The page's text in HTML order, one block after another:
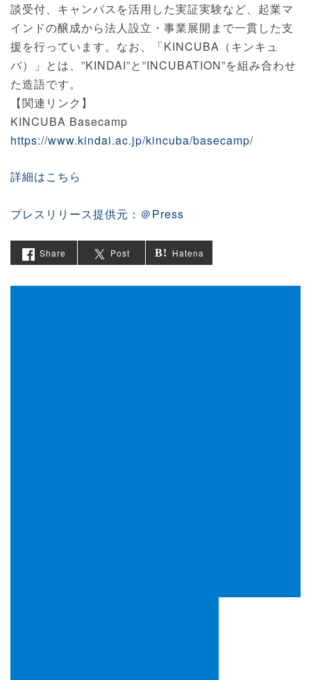
談受付、キャンパスを活用した実証実験など、起業マ
インドの醸成から法人設立・事業展開まで一貫した支
援を行っています。なお、「KINCUBA（キンキュ
バ）」とは、”KINDAI”と”INCUBATION”を組み合わせ
た造語です。
【関連リンク】
KINCUBA Basecamp
https://www.kindai.ac.jp/kincuba/basecamp/
詳細はこちら
プレスリリース提供元：＠Press
Share Post Hatena